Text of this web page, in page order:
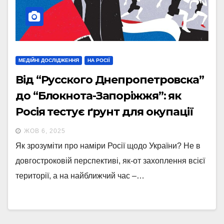
МЕДІЙНІ ДОСЛІДЖЕННЯ НА РОСІЇ
Від “Русского Днепропетровска”
до “Блокнота-Запоріжжя”: як
Росія тестує ґрунт для окупації
ЖОВ 6, 2025
Як зрозуміти про наміри Росії щодо України? Не в
довгостроковій перспективі, як-от захоплення всієї
території, а на найближчий час –…